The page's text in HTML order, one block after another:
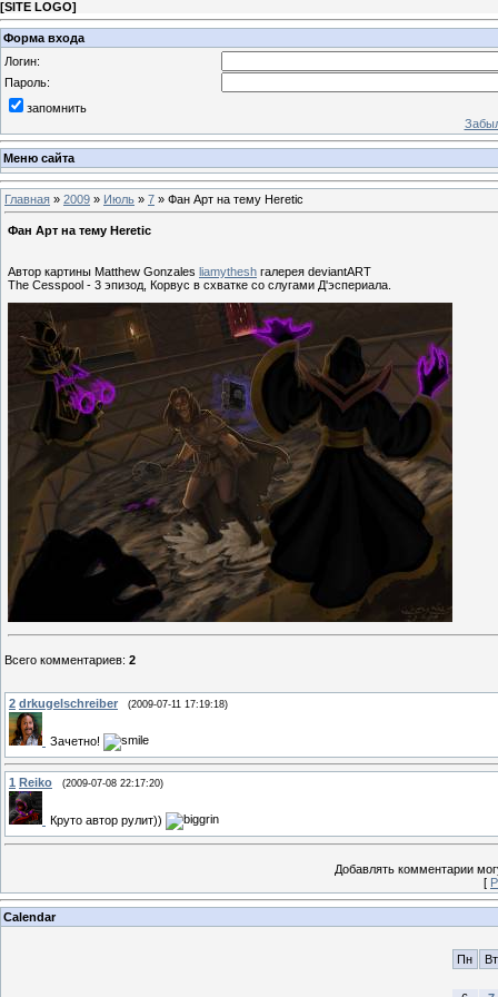
[SITE LOGO]
Форма входа
Логин:
Пароль:
запомнить
Меню сайта
Главная » 2009 » Июль » 7 » Фан Арт на тему Heretic
Фан Арт на тему Heretic
Автор картины Matthew Gonzales liamythesh галерея deviantART
The Cesspool - 3 эпизод, Корвус в схватке со слугами Д'эспериала.
Всего комментариев: 2
2 drkugelschreiber (2009-07-11 17:19:18)
Зачетно!
1 Reiko (2009-07-08 22:17:20)
Круто автор рулит))
Добавлять комментарии
[
Calendar
Пн Вт